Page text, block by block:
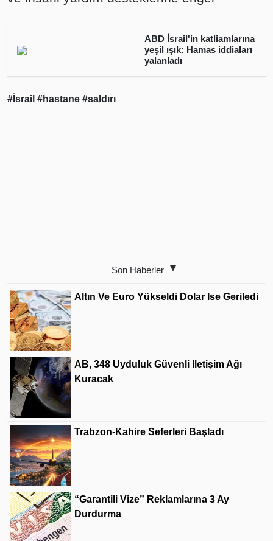
ABD İsrail'in katliamlarına
yeşil ışık: Hamas iddiaları
yalanladı
#İsrail #hastane #saldırı
Son Haberler
Altın Ve Euro Yükseldi Dolar Ise Geriledi
AB, 348 Uyduluk Güvenli Iletişim Ağı
Kuracak
Trabzon-Kahire Seferleri Başladı
“Garantili Vize” Reklamlarına 3 Ay
Durdurma